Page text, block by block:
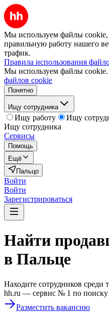
Мы используем файлы cookie,
правильную работу нашего
трафик.
Правила использования
Мы используем файлы cookie.
файлов cookie
Понятно
Ищу сотрудника
Ищу работу
Ищу
Ищу сотрудника
Сервисы
Помощь
Ещё
Пальцо
Войти
Войти
Зарегистрироваться
Найти
в Пальце
Находите сотрудников среди
hh.ru — сервис № 1 по
Разместить вакансию